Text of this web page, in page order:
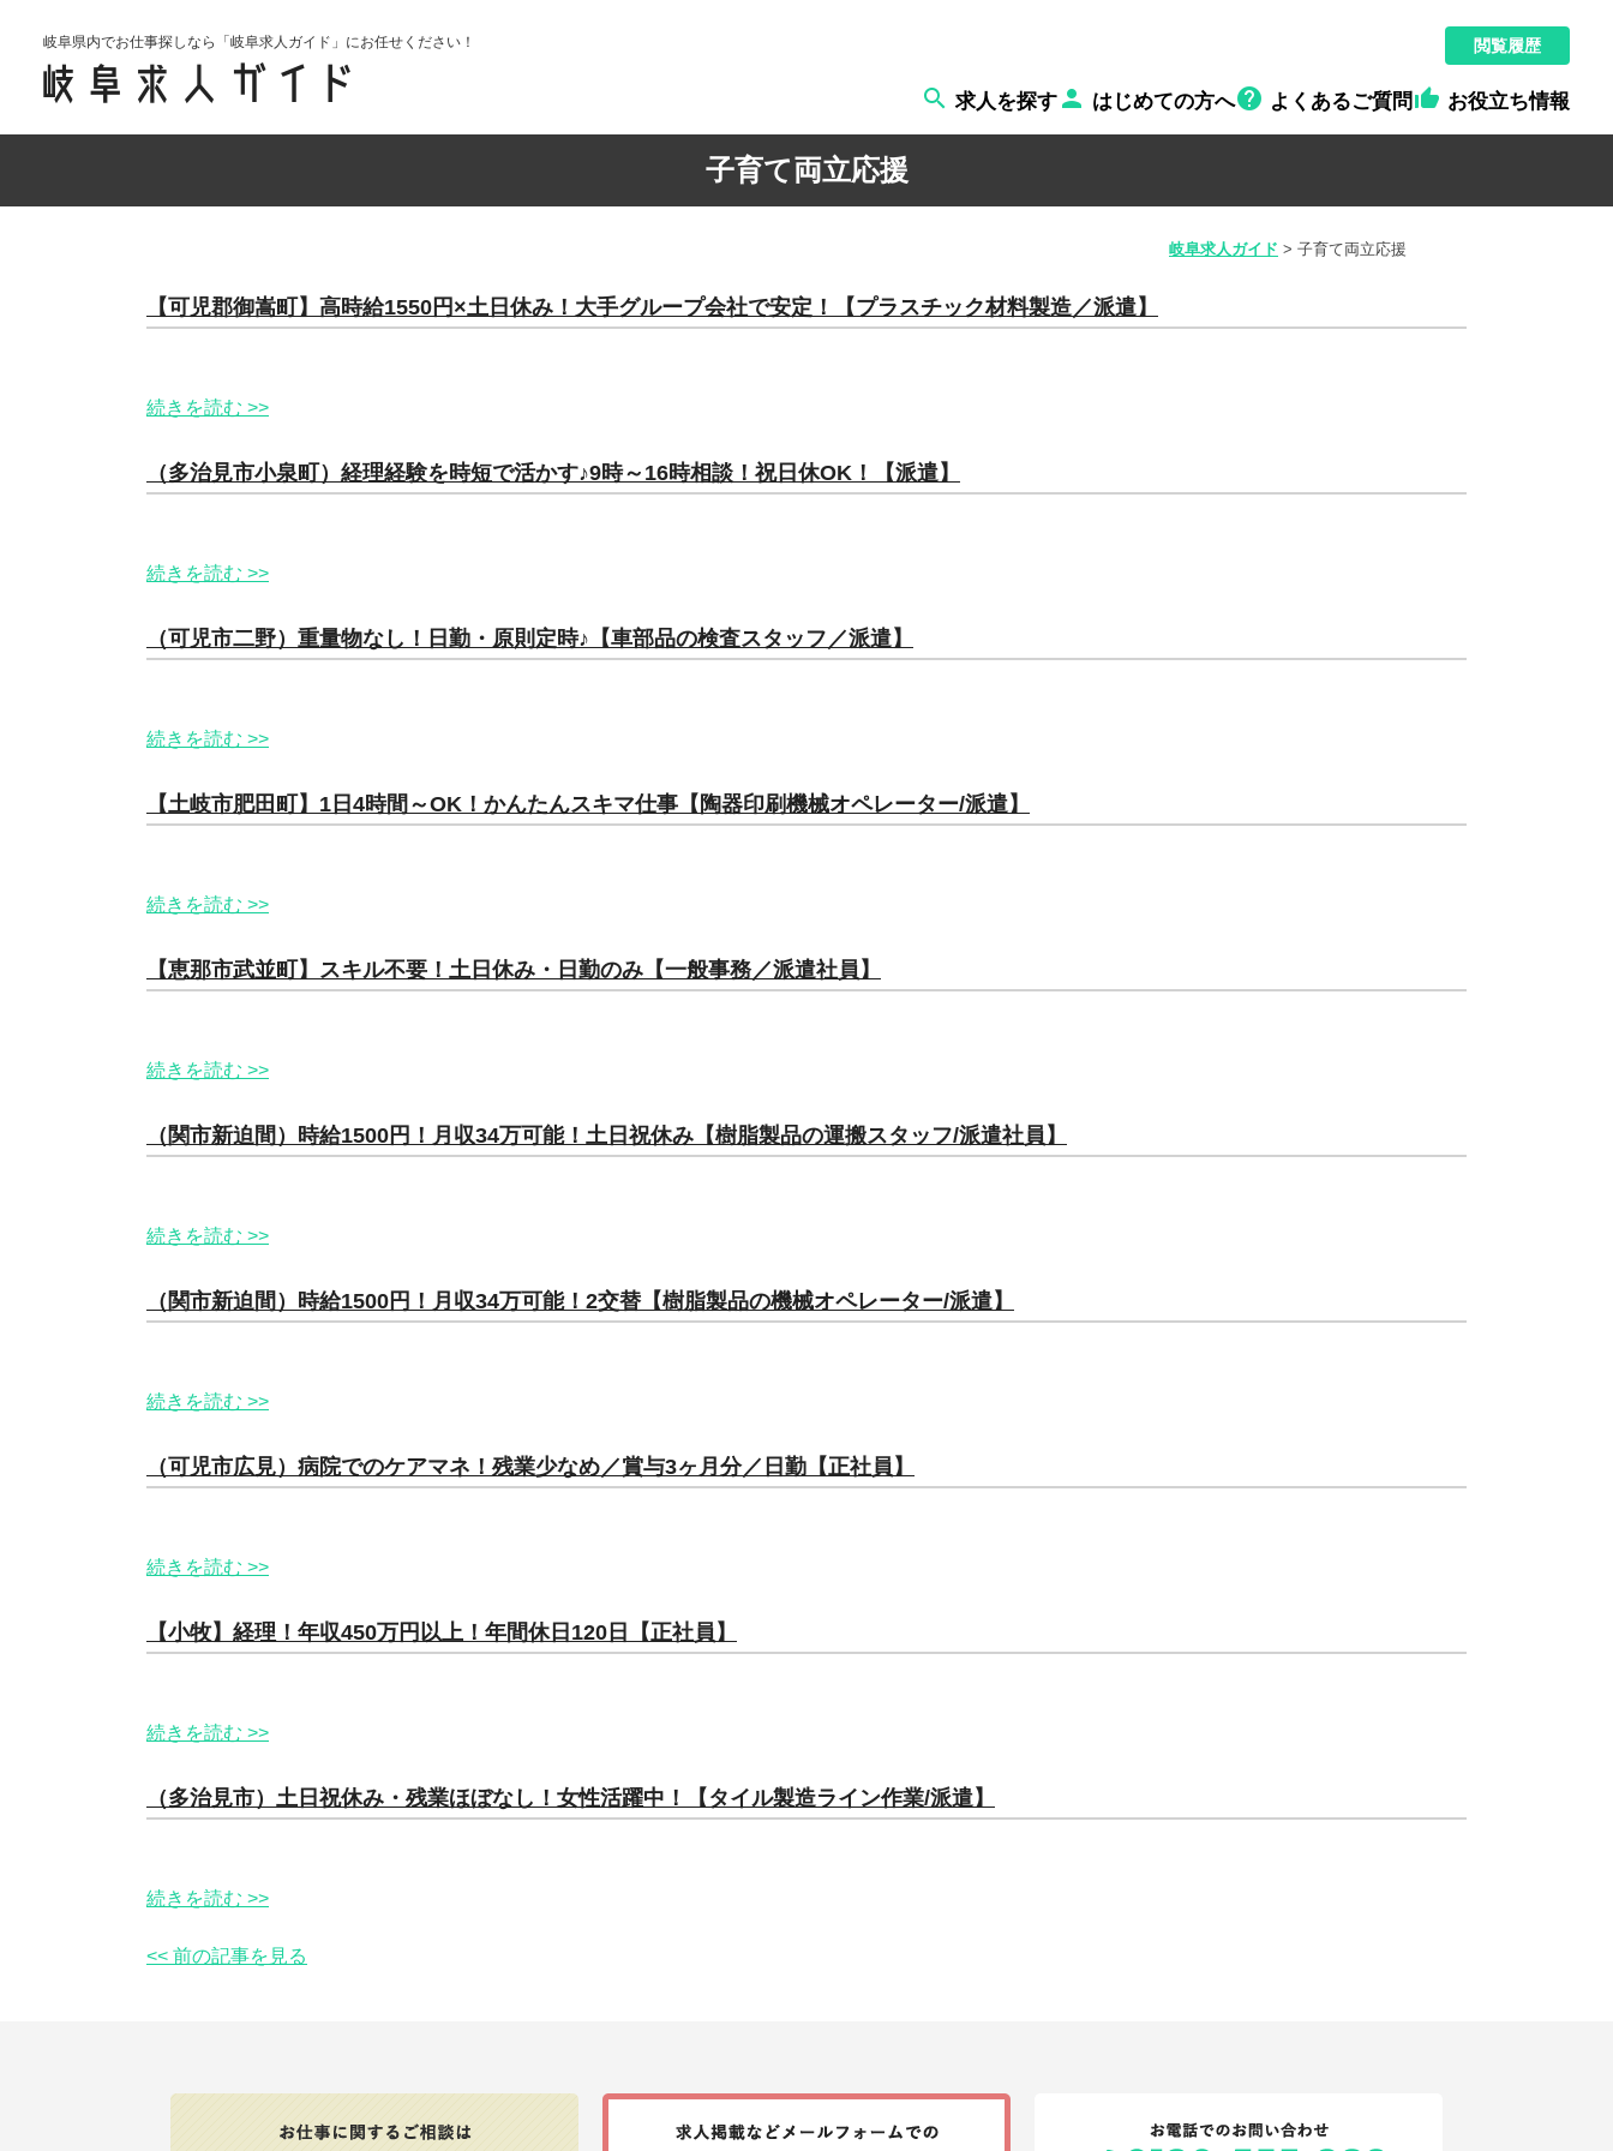
岐阜県内でお仕事探しなら「岐阜求人ガイド」にお任せください！ 閲覧履歴
 求人を探す  はじめての方へ よくあるご質問  お役立ち情報
子育て両立応援
岐阜求人ガイド > 子育て両立応援
【可児郡御嵩町】高時給1550円×土日休み！大手グループ会社で安定！【プラスチック材料製造／派遣】
続きを読む >>
（多治見市小泉町）経理経験を時短で活かす♪9時～16時相談！祝日休OK！【派遣】
続きを読む >>
（可児市二野）重量物なし！日勤・原則定時♪【車部品の検査スタッフ／派遣】
続きを読む >>
【土岐市肥田町】1日4時間～OK！かんたんスキマ仕事【陶器印刷機械オペレーター/派遣】
続きを読む >>
【恵那市武並町】スキル不要！土日休み・日勤のみ【一般事務／派遣社員】
続きを読む >>
（関市新迫間）時給1500円！月収34万可能！土日祝休み【樹脂製品の運搬スタッフ/派遣社員】
続きを読む >>
（関市新迫間）時給1500円！月収34万可能！2交替【樹脂製品の機械オペレーター/派遣】
続きを読む >>
（可児市広見）病院でのケアマネ！残業少なめ／賞与3ヶ月分／日勤【正社員】
続きを読む >>
【小牧】経理！年収450万円以上！年間休日120日【正社員】
続きを読む >>
（多治見市）土日祝休み・残業ほぼなし！女性活躍中！【タイル製造ライン作業/派遣】
続きを読む >>
<< 前の記事を見る